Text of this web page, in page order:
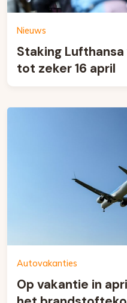
Nieuws
Staking
tot zeker 16 april
Autovakanties
Op vakantie in